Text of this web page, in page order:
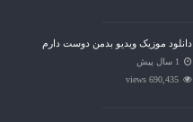
دانلود موزیک ویدیو بدمن دوست دارم
1 سال پیش
690,435 views